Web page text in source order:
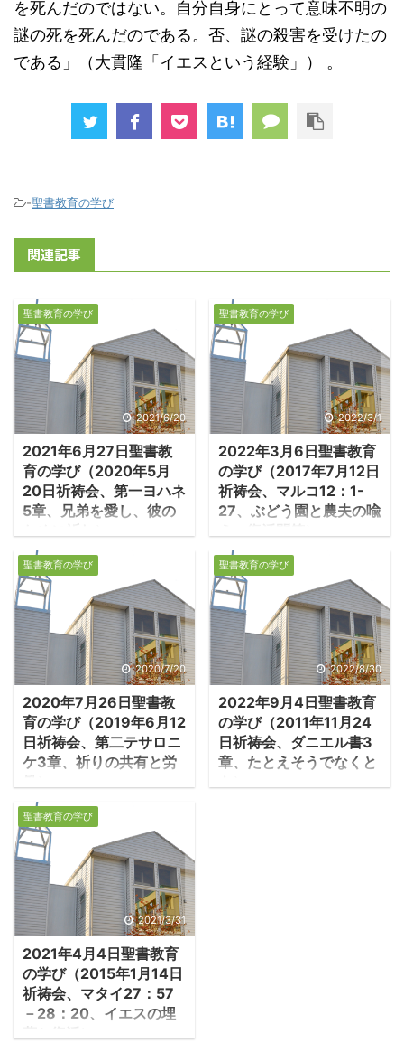
を死んだのではない。自分自身にとって意味不明の
謎の死を死んだのである。否、謎の殺害を受けたの
である」（大貫隆「イエスという経験」） 。
-聖書教育の学び
関連記事
聖書教育の学び
2021/6/20
2021年6月27日聖書教
育の学び（2020年5月
20日祈祷会、第一ヨハネ
5章、兄弟を愛し、彼の
１．イエスをキリスト
と告白できない人々 ・
ヨハネの教会では、グノ
ーシスと呼ばれる、異な
る信仰を持つ人々が、教
会を割って出て行った。
彼らはナザレのイエスが
「救い主キリスト」であ
ることを認めなかった。
彼らは言う「イエスがバ
プテスマを受けた時に神
リストとなられた」。彼
らはイエスの受肉を否定
し、神の霊がバプテスマ
の時に一時的にイエスに
宿ったと考え、またキリ
ストの受難も否定し、
「イエスが十字架にかけ
られた時に、神の霊はイ
エスから出て行った」と
主張する。 ...
聖書教育の学び
2022/3/1
2022年3月6日聖書教育
の学び（2017年7月12日
祈祷会、マルコ12：1-
27、ぶどう園と農夫の喩
1.ぶどう園と農夫のた
とえ ・イエスは祭司
長、律法学者、長老たち
と権威について議論さ
れ、一つの喩えを彼らに
話された。 ―マルコ
12：1-3「イエスは喩え
で語り始められた。『あ
る人がぶどう園を作り、
垣を巡らし、搾り場を掘
り、見張りのやぐらを立
聖書教育の学び
2020/7/20
2020年7月26日聖書教
育の学び（2019年6月12
日祈祷会、第二テサロニ
ケ3章、祈りの共有と労
１．祈りの助力 ・パ
ウロは今、コリントで伝
道しながら、テサロニケ
教会へ手紙を書いてい
る。彼はテサロニケの
人々のために祈りなが
ら、彼らも祈ってくれる
事を求める。「互いに祈
る」、祈りの共有は大事
なことだ。 －第二テサロ
ニケ3:1-2「兄弟たち、私
聖書教育の学び
2022/8/30
2022年9月4日聖書教育
の学び（2011年11月24
日祈祷会、ダニエル書3
章、たとえそうでなくと
聖書教育の学び
2021/3/31
2021年4月4日聖書教育
の学び（2015年1月14日
祈祷会、マタイ27：57
－28：20、イエスの埋
葬と復活）